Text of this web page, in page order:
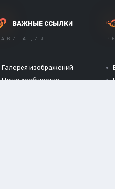
ВАЖНЫЕ ССЫЛКИ
Галерея изображений
Наше сообщество